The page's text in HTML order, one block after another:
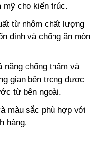
mỹ cho kiến trúc.
từ nhôm chất lượng
định và chống ăn mòn
năng chống thấm và
gian bên trong được
từ bên ngoài.
màu sắc phù hợp với
hàng.